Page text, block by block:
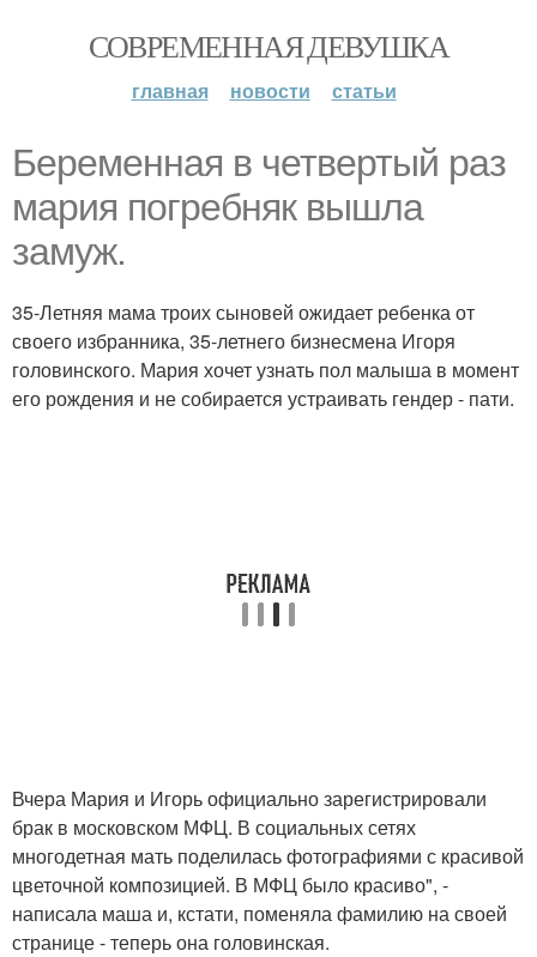
СОВРЕМЕННАЯ ДЕВУШКА
главная новости статьи
Беременная в четвертый раз
мария погребняк вышла
замуж.
35-Летняя мама троих сыновей ожидает ребенка от
своего избранника, 35-летнего бизнесмена Игоря
головинского. Мария хочет узнать пол малыша в момент
его рождения и не собирается устраивать гендер - пати.
Вчера Мария и Игорь официально зарегистрировали
брак в московском МФЦ. В социальных сетях
многодетная мать поделилась фотографиями с красивой
цветочной композицией. В МФЦ было красиво", -
написала маша и, кстати, поменяла фамилию на своей
странице - теперь она головинская.